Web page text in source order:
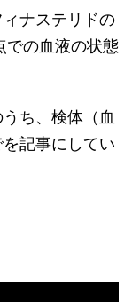
ナステリドの
での血液の状態
ち、検体（血
記事にしてい